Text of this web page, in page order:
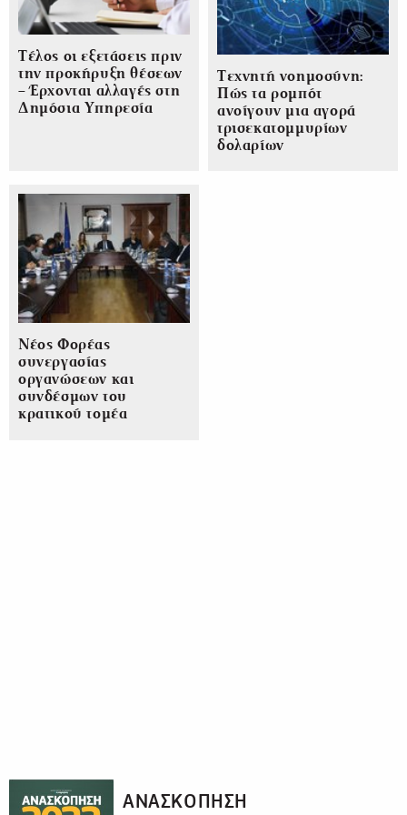
Τέλος οι εξετάσεις πριν
την προκήρυξη θέσεων
– Έρχονται αλλαγές στη
Δημόσια Υπηρεσία
Τεχνητή νοημοσύνη:
Πώς τα ρομπότ
ανοίγουν μια αγορά
τρισεκατομμυρίων
δολαρίων
Νέος Φορέας
συνεργασίας
οργανώσεων και
συνδέσμων του
κρατικού τομέα
ΑΝΑΣΚΟΠΗΣΗ